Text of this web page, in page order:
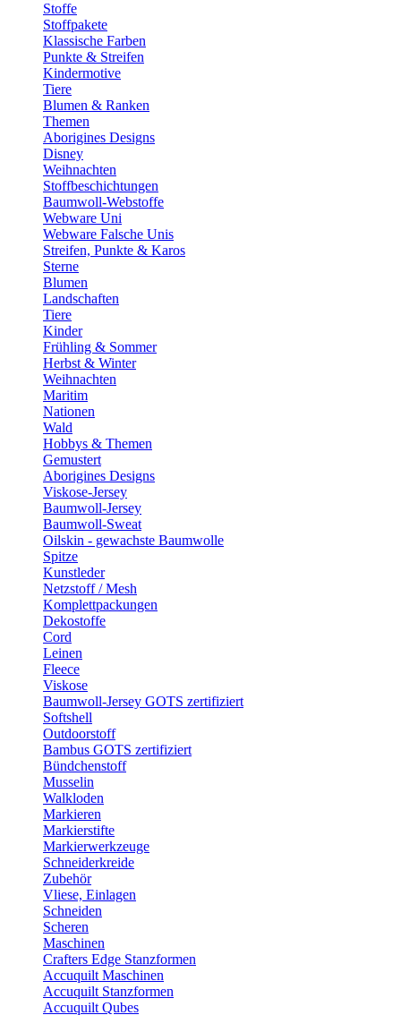
Stoffe
Stoffpakete
Klassische Farben
Punkte & Streifen
Kindermotive
Tiere
Blumen & Ranken
Themen
Aborigines Designs
Disney
Weihnachten
Stoffbeschichtungen
Baumwoll-Webstoffe
Webware Uni
Webware Falsche Unis
Streifen, Punkte & Karos
Sterne
Blumen
Landschaften
Tiere
Kinder
Frühling & Sommer
Herbst & Winter
Weihnachten
Maritim
Nationen
Wald
Hobbys & Themen
Gemustert
Aborigines Designs
Viskose-Jersey
Baumwoll-Jersey
Baumwoll-Sweat
Oilskin - gewachste Baumwolle
Spitze
Kunstleder
Netzstoff / Mesh
Komplettpackungen
Dekostoffe
Cord
Leinen
Fleece
Viskose
Baumwoll-Jersey GOTS zertifiziert
Softshell
Outdoorstoff
Bambus GOTS zertifiziert
Bündchenstoff
Musselin
Walkloden
Markieren
Markierstifte
Markierwerkzeuge
Schneiderkreide
Zubehör
Vliese, Einlagen
Schneiden
Scheren
Maschinen
Crafters Edge Stanzformen
Accuquilt Maschinen
Accuquilt Stanzformen
Accuquilt Qubes